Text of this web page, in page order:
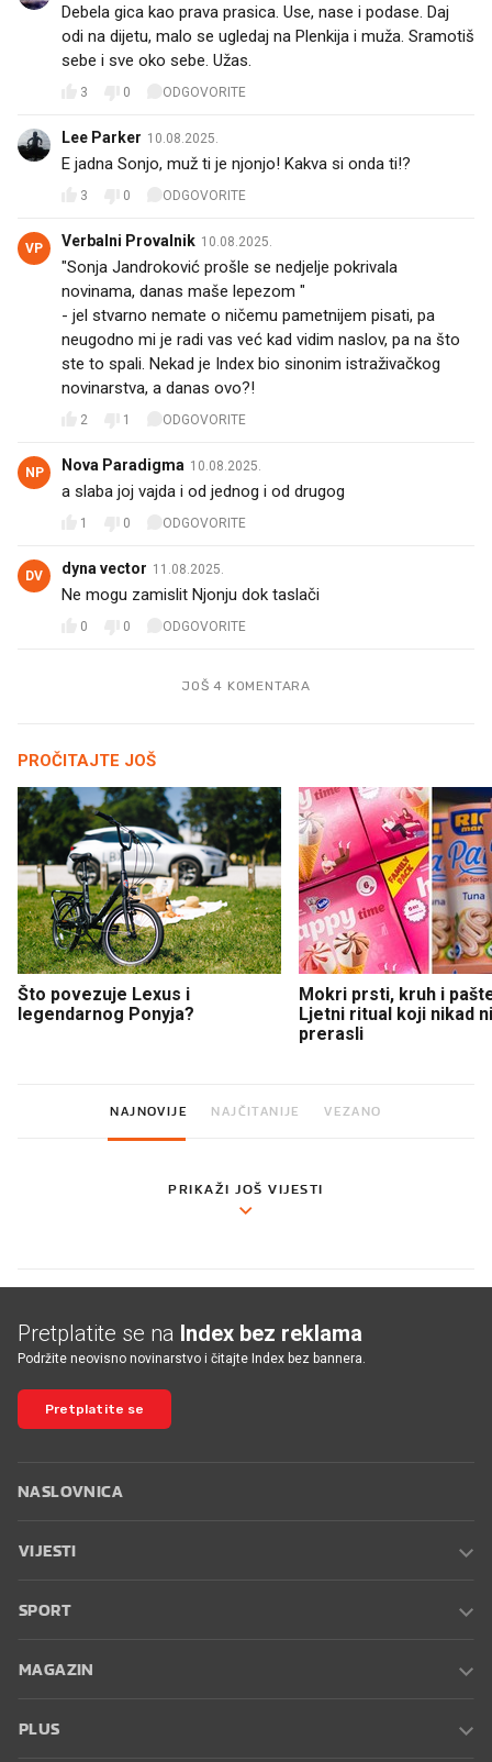
Debela gica kao prava prasica. Use, nase i podase. Daj
odi na dijetu, malo se ugledaj na Plenkija i muža. Sramotiš
sebe i sve oko sebe. Užas.
3 0 ODGOVORITE
Lee Parker 10.08.2025.
E jadna Sonjo, muž ti je njonjo! Kakva si onda ti!?😳
3 0 ODGOVORITE
VP Verbalni Provalnik 10.08.2025.
"Sonja Jandroković prošle se nedjelje pokrivala
novinama, danas maše lepezom "
- jel stvarno nemate o ničemu pametnijem pisati, pa
neugodno mi je radi vas već kad vidim naslov, pa na što
ste to spali. Nekad je Index bio sinonim istraživačkog
novinarstva, a danas ovo?!
2 1 ODGOVORITE
NP Nova Paradigma 10.08.2025.
a slaba joj vajda i od jednog i od drugog
1 0 ODGOVORITE
DV dyna vector 11.08.2025.
Ne mogu zamislit Njonju dok taslači
0 0 ODGOVORITE
JOŠ 4 KOMENTARA
PROČITAJTE JOŠ
Što povezuje Lexus i
legendarnog Ponyja?
Mokri prsti, kruh i
Ljetni ritual koji nikad
prerasli
NAJNOVIJE NAJČITANIJE VEZANO
PRIKAŽI JOŠ VIJESTI
Pretplatite se na Index bez reklama
Podržite neovisno novinarstvo i čitajte Index bez bannera.
Pretplatite se
NASLOVNICA
VIJESTI
SPORT
MAGAZIN
PLUS